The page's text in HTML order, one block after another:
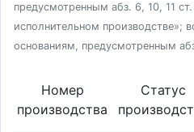
предусмотренным абз. 6, 10, 11
исполнительном производстве»;
основаниям, предусмотренным
Номер
производства
Статус